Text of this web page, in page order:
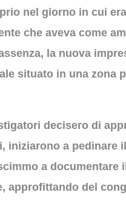
nel giorno in cui era
che aveva come
la nuova
situato in una zona
decisero di
a pedinare
a documentare
approfittando del